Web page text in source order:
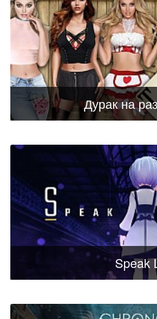
Дурак на
Speak